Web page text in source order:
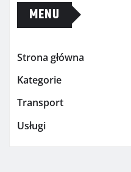
MENU
Strona główna
Kategorie
Transport
Usługi